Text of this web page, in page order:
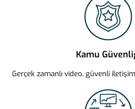
Kamu
Gerçek zamanlı video, güvenli